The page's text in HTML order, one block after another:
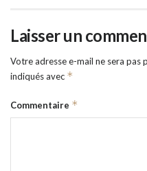
Laisser un
Votre adresse e-mail ne sera pas
indiqués avec *
Commentaire *